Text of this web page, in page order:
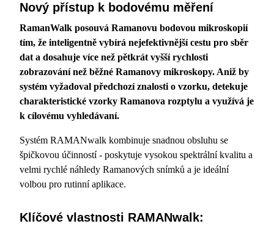
Nový přístup k bodovému měření
RamanWalk posouvá Ramanovu bodovou mikroskopií
tím, že inteligentně vybírá nejefektivnější cestu pro sběr
dat a dosahuje více než pětkrát vyšší rychlosti
zobrazování než běžné Ramanovy mikroskopy. Aniž by
systém vyžadoval předchozí znalosti o vzorku, detekuje
charakteristické vzorky Ramanova rozptylu a využívá je
k cílovému vyhledávaní.
Systém RAMANwalk kombinuje snadnou obsluhu se
špičkovou účinností - poskytuje vysokou spektrální kvalitu a
velmi rychlé náhledy Ramanových snímků a je ideální
volbou pro rutinní aplikace.
Klíčové vlastnosti RAMANwalk: